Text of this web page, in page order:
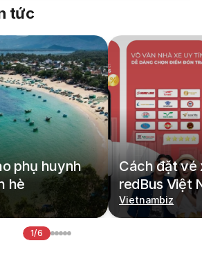
tức
phụ huynh
hè
Cách đặt vé
redBus Việt
Vietnambiz
1/6